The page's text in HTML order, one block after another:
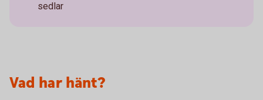
sedlar
Vad har hänt?